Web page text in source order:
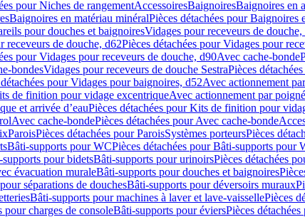
pour Niches de rangementAccessoiresBaignoiresBaignoires en
Baignoires en matériau minéralPièces détachées pour Baignoires
pour douches et baignoiresVidages pour receveurs de douche,
receveurs de douche, d62Pièces détachées pour Vidages pour
pour Vidages pour receveurs de douche, d90Avec cache-bonde
bondesVidages pour receveurs de douche SestraPièces
pour Vidages pour baignoires, d52Avec actionnement
de finition pour vidage excentriqueAvec actionnement par
et arrivée d’eauPièces détachées pour Kits de finition pour
Avec cache-bondePièces détachées pour Avec cache-bonde
ParoisPièces détachées pour ParoisSystèmes porteursPièces
Bâti-supports pour WCPièces détachées pour Bâti-supports pour
pour bidetsBâti-supports pour urinoirsPièces détachées
évacuation muraleBâti-supports pour douches et baignoires
séparations de douchesBâti-supports pour déversoirs muraux
Bâti-supports pour machines à laver et lave-vaissellePièces
pour charges de consoleBâti-supports pour éviersPièces